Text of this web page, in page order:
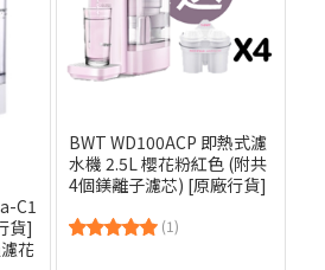
C1
貨]
花
BWT WD100ACP 即熱式濾
水機 2.5L 櫻花粉紅色 (附共
4個鎂離子濾芯) [原廠行貨]
(1)